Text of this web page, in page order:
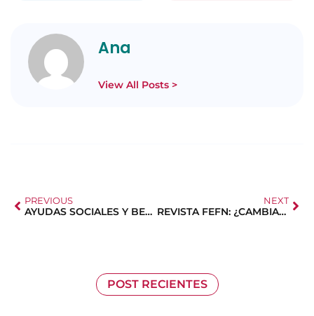
Ana
View All Posts >
PREVIOUS
AYUDAS SOCIALES Y BECAS
NEXT
REVISTA FEFN: ¿CAMBIASTE DE DOMICILIO?
POST RECIENTES